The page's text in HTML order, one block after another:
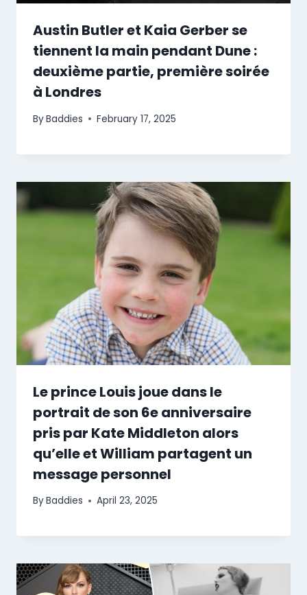
Austin Butler et Kaia Gerber se
tiennent la main pendant Dune :
deuxième partie, première soirée
à Londres
ByBaddies February 17, 2025
Le prince Louis joue dans le
portrait de son 6e anniversaire
pris par Kate Middleton alors
qu’elle et William partagent un
message personnel
ByBaddies April 23, 2025